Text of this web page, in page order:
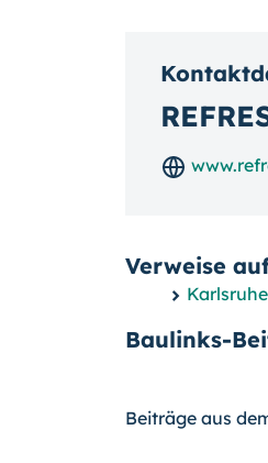
Verweise
Baulinks-
Beiträge aus